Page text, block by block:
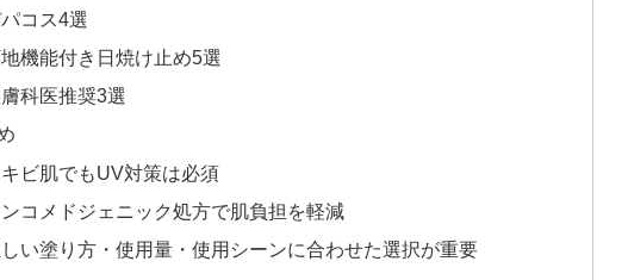
コス4選
機能付き日焼け止め5選
科医推奨3選
ビ肌でもUV対策は必須
ンコメドジェニック処方で肌負担を軽減
い塗り方・使用量・使用シーンに合わせた選択が重要